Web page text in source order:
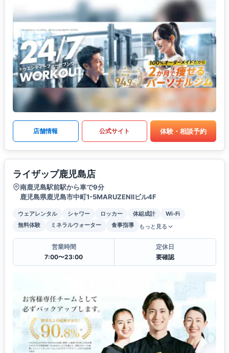
店舗情報 公式サイト 体験・相談予約
ライザップ鹿児島店
南鹿児島駅前駅から車で9分
鹿児島県鹿児島市中町1-5MARUZENⅡビル4F
ウェアレンタル シャワー ロッカー 体組成計
Wi-Fi
無料体験
ミネラルウォーター 食事指導 もっと見る
営業時間
7:00〜23:00
定休日
要確認